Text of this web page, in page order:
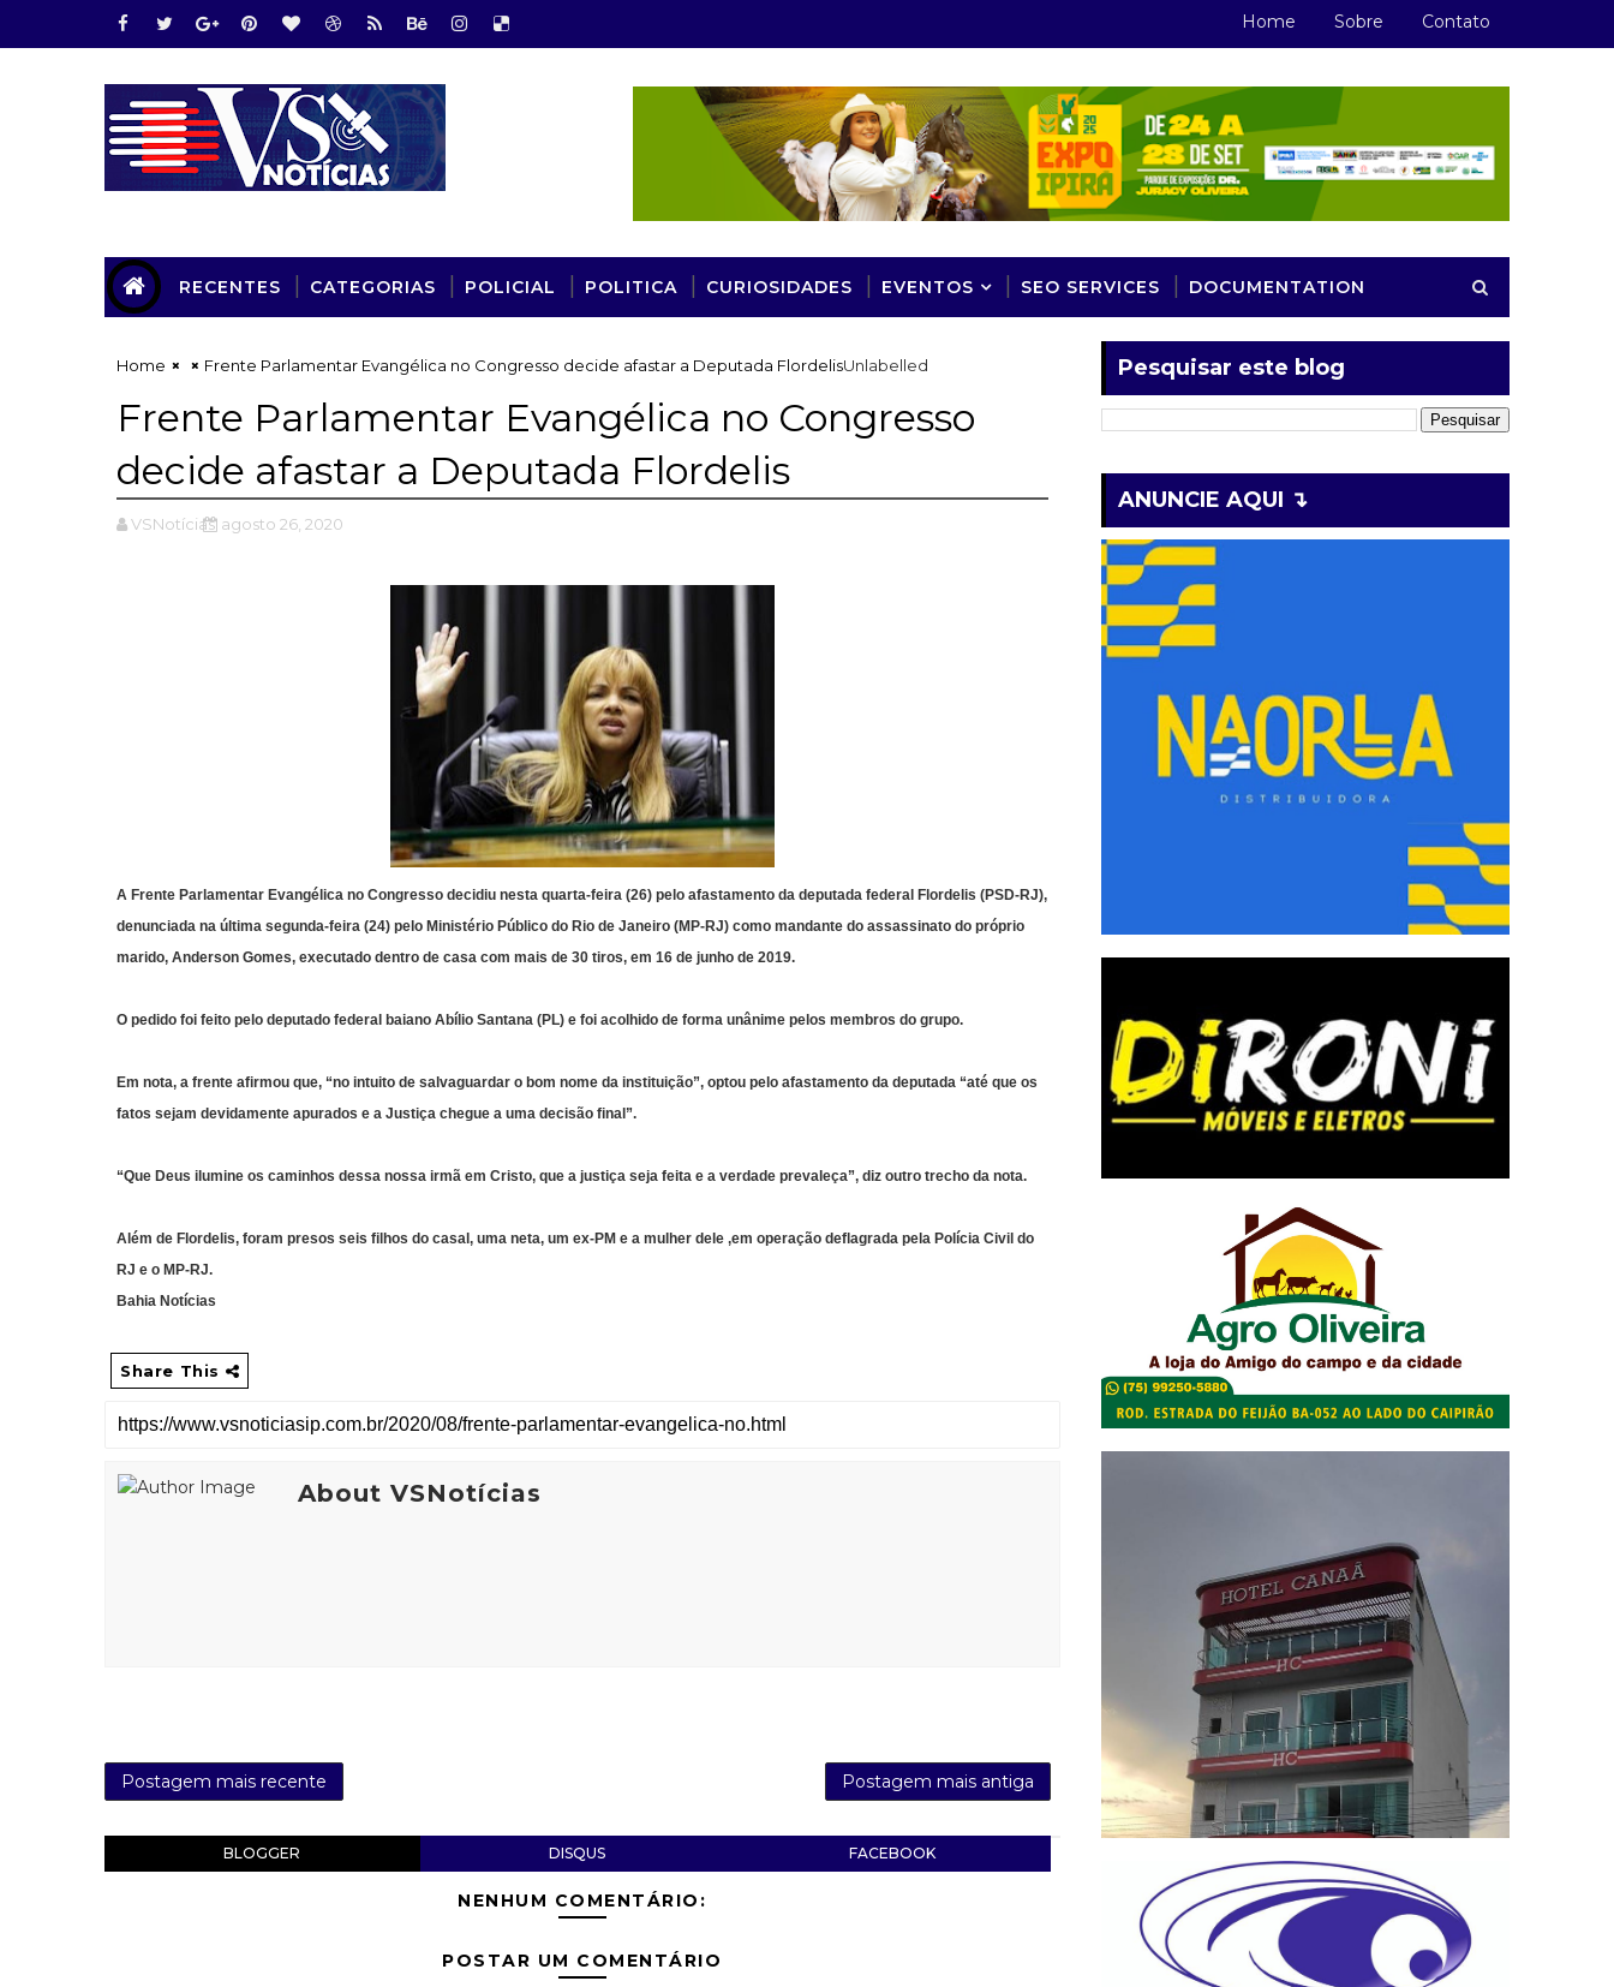
Home Sobre Contato
RECENTES CATEGORIAS POLICIAL POLITICA CURIOSIDADES EVENTOS SEO SERVICES DOCUMENTATION
Home Unlabelled
Frente Parlamentar Evangélica no Congresso decide afastar a Deputada Flordelis
Frente Parlamentar Evangélica no Congresso
decide afastar a Deputada Flordelis
VSNotícias agosto 26, 2020
A Frente Parlamentar Evangélica no Congresso decidiu nesta quarta-feira (26) pelo afastamento da deputada federal Flordelis (PSD-RJ),
denunciada na última segunda-feira (24) pelo Ministério Público do Rio de Janeiro (MP-RJ) como mandante do assassinato do próprio
marido, Anderson Gomes, executado dentro de casa com mais de 30 tiros, em 16 de junho de 2019.
O pedido foi feito pelo deputado federal baiano Abílio Santana (PL) e foi acolhido de forma unânime pelos membros do grupo.
Em nota, a frente afirmou que, “no intuito de salvaguardar o bom nome da instituição”, optou pelo afastamento da deputada “até que os
fatos sejam devidamente apurados e a Justiça chegue a uma decisão final”.
“Que Deus ilumine os caminhos dessa nossa irmã em Cristo, que a justiça seja feita e a verdade prevaleça”, diz outro trecho da nota.
Além de Flordelis, foram presos seis filhos do casal, uma neta, um ex-PM e a mulher dele ,em operação deflagrada pela Polícia Civil do
RJ e o MP-RJ.
Bahia Notícias
Share This
About VSNotícias
Postagem mais recente Postagem mais antiga
BLOGGER DISQUS FACEBOOK
NENHUM COMENTÁRIO:
POSTAR UM COMENTÁRIO
Pesquisar este blog
ANUNCIE AQUI ↴